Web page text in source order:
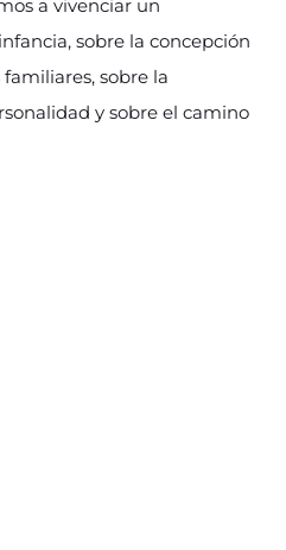
a vivenciar un
sobre la concepción
sobre la
y sobre el camino